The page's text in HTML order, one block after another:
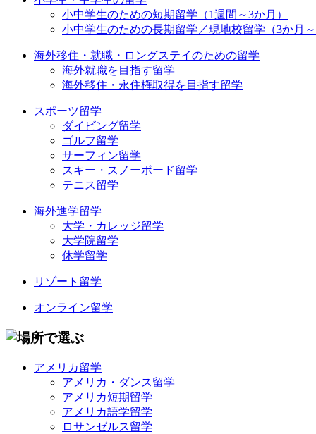
小中学生のための短期留学（1週間～3か月）
小中学生のための長期留学／現地校留学（3か月～
海外移住・就職・ロングステイのための留学
海外就職を目指す留学
海外移住・永住権取得を目指す留学
スポーツ留学
ダイビング留学
ゴルフ留学
サーフィン留学
スキー・スノーボード留学
テニス留学
海外進学留学
大学・カレッジ留学
大学院留学
休学留学
リゾート留学
オンライン留学
アメリカ留学
アメリカ・ダンス留学
アメリカ短期留学
アメリカ語学留学
ロサンゼルス留学